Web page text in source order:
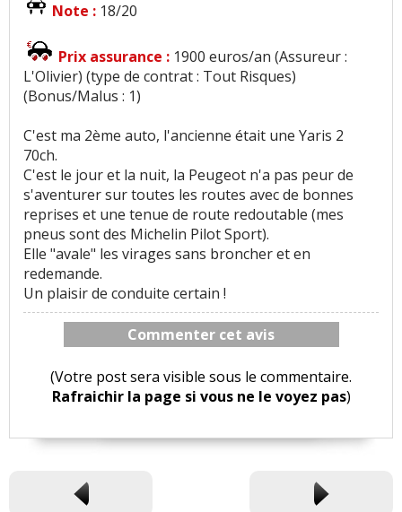
Note : 18/20
Prix assurance : 1900 euros/an (Assureur :
L'Olivier) (type de contrat : Tout Risques)
(Bonus/Malus : 1)
C'est ma 2ème auto, l'ancienne était une Yaris 2
70ch.
C'est le jour et la nuit, la Peugeot n'a pas peur de
s'aventurer sur toutes les routes avec de bonnes
reprises et une tenue de route redoutable (mes
pneus sont des Michelin Pilot Sport).
Elle "avale" les virages sans broncher et en
redemande.
Un plaisir de conduite certain !
Commenter cet avis
(Votre post sera visible sous le commentaire.
Rafraichir la page si vous ne le voyez pas)